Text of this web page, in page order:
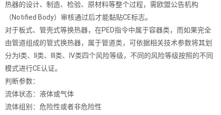
热器的设计、制造、检验、原材料等整个过程，需欧盟公告机构
（Notified Body）审核通过后才能黏贴CE标志。
对于板式、管壳式等换热器，在PED指令中属于容器类，而如果完全
由管道组成的管式换热器，属于管道类，可依据相关技术参数将其划
分为I类、II类、III类、IV类四个风险等级，不同的风险等级按照的不同
模式进行CE认证。
判断参数：
流体状态：液体或气体
流体组别：危险性或者非危险性